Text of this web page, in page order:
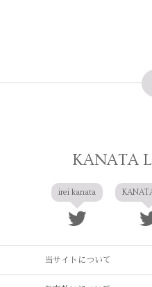
KANATA
irei kanata
当サイトについて